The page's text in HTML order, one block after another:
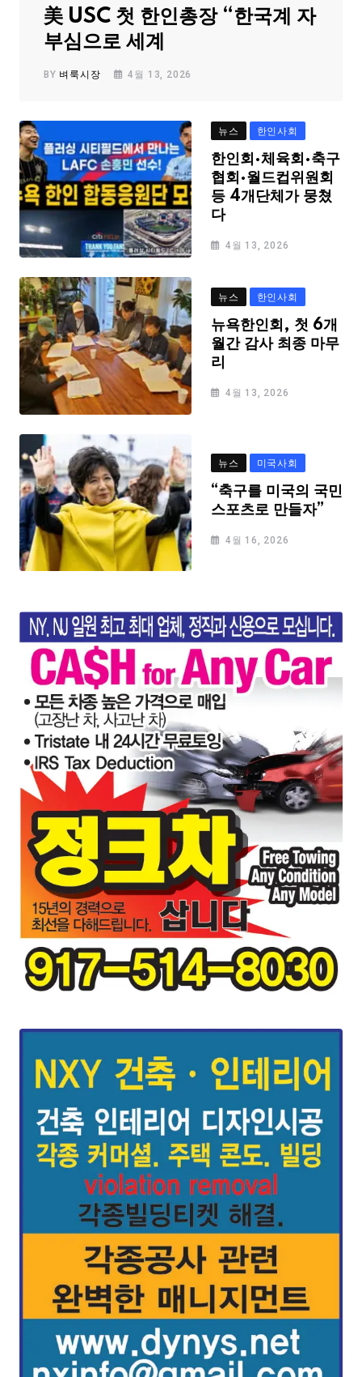
美 USC 첫 한인총장 “한국계 자
부심으로 세계
BY 벼룩시장 4월 13, 2026
뉴스 한인사회
한인회·체육회·축구
협회·월드컵위원회
등 4개단체가 뭉쳤
다
4월 13, 2026
뉴스 한인사회
뉴욕한인회, 첫 6개
월간 감사 최종 마무
리
4월 13, 2026
뉴스 미국사회
“축구를 미국의 국민
스포츠로 만들자”
4월 16, 2026